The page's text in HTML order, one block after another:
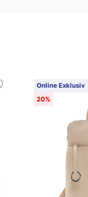
Online Exklusiv
20%